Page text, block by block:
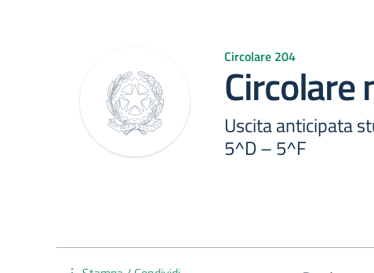
Circolare 204
Circolare
Uscita anticipata
5^D – 5^F